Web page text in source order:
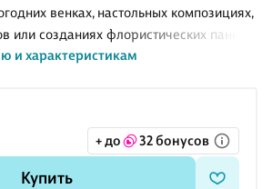
венках, настольных композициях,
или созданиях флористических панно.
тех, кто любит создавать атмосферу
— от домашнего декора до
и фотосъёмок в тёплом, природном
и характеристикам
+ до 32 бонусов
Купить